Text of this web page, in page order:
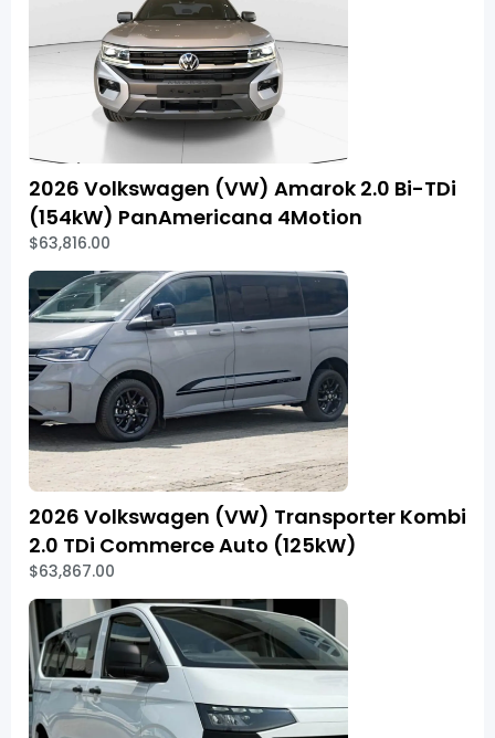
2026 Volkswagen (VW) Amarok 2.0 Bi-TDi
(154kW) PanAmericana 4Motion
$63,816.00
2026 Volkswagen (VW) Transporter Kombi
2.0 TDi Commerce Auto (125kW)
$63,867.00